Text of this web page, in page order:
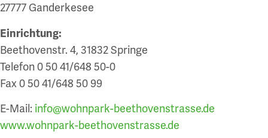
27777 Ganderkesee
Einrichtung:
Beethovenstr. 4, 31832 Springe
Telefon 0 50 41/648 50-0
Fax 0 50 41/648 50 99
E-Mail: info@wohnpark-beethovenstrasse.de
www.wohnpark-beethovenstrasse.de